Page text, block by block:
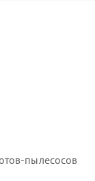
пылесосов